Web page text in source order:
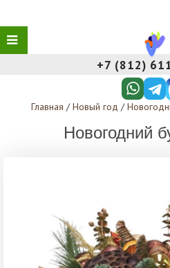
+7 (812)
Главная / Новый год /
Новогодний